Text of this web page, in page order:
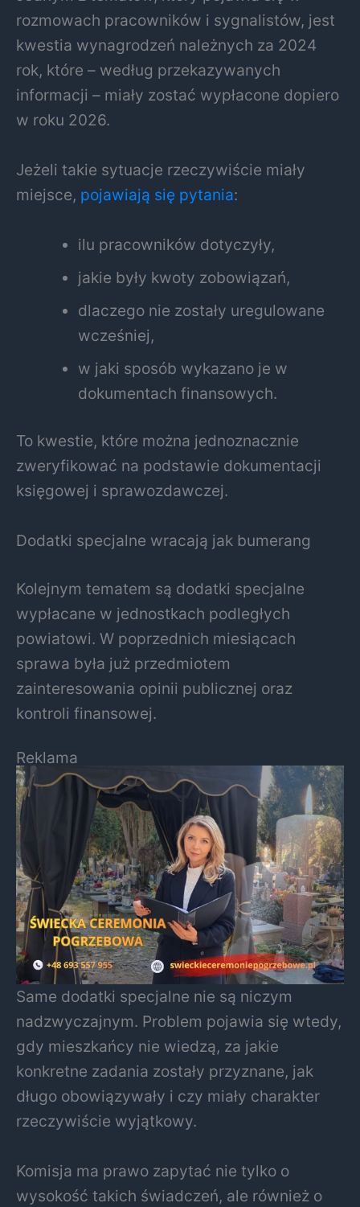
rozmowach pracowników i sygnalistów, jest
kwestia wynagrodzeń należnych za 2024
rok, które – według przekazywanych
informacji – miały zostać wypłacone dopiero
w roku 2026.
Jeżeli takie sytuacje rzeczywiście miały
miejsce, pojawiają się pytania:
ilu pracowników dotyczyły,
jakie były kwoty zobowiązań,
dlaczego nie zostały uregulowane
wcześniej,
w jaki sposób wykazano je w
dokumentach finansowych.
To kwestie, które można jednoznacznie
zweryfikować na podstawie dokumentacji
księgowej i sprawozdawczej.
Dodatki specjalne wracają jak bumerang
Kolejnym tematem są dodatki specjalne
wypłacane w jednostkach podległych
powiatowi. W poprzednich miesiącach
sprawa była już przedmiotem
zainteresowania opinii publicznej oraz
kontroli finansowej.
Reklama
Same dodatki specjalne nie są niczym
nadzwyczajnym. Problem pojawia się wtedy,
gdy mieszkańcy nie wiedzą, za jakie
konkretne zadania zostały przyznane, jak
długo obowiązywały i czy miały charakter
rzeczywiście wyjątkowy.
Komisja ma prawo zapytać nie tylko o
wysokość takich świadczeń, ale również o